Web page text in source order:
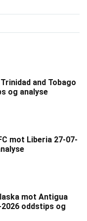
and Tobago
og analyse
mot Liberia 27-07-
mot Antigua
2026 oddstips og